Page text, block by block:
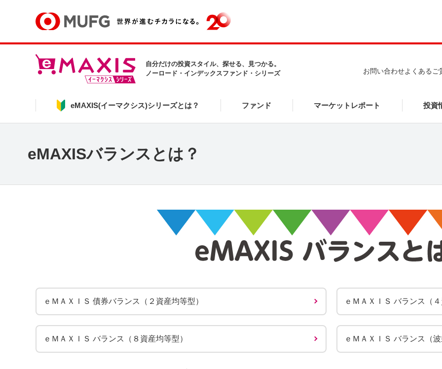
自分だけの投資スタイル、探せる、見つかる。
ノーロード・インデックスファンド・シリーズ
eMAXIS(イーマクシス)シリーズとは？ ファンド マーケットレポート 投資
お問い合わせよくあるご
eMAXISバランスとは？
ｅＭＡＸＩＳ 債券バランス（２資産均等型） ｅＭＡＸＩＳ バランス（
ｅＭＡＸＩＳ バランス（８資産均等型） ｅＭＡＸＩＳ バランス（